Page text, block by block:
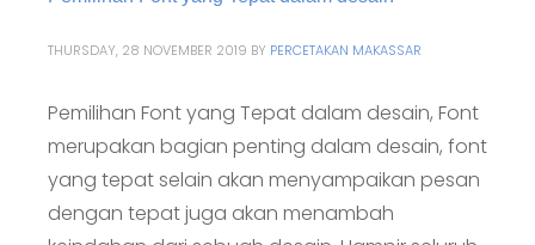
THURSDAY, 28 NOVEMBER 2019 BY PERCETAKAN MAKASSAR
Pemilihan Font yang Tepat dalam desain, Font
merupakan bagian penting dalam desain, font
yang tepat selain akan menyampaikan pesan
dengan tepat juga akan menambah